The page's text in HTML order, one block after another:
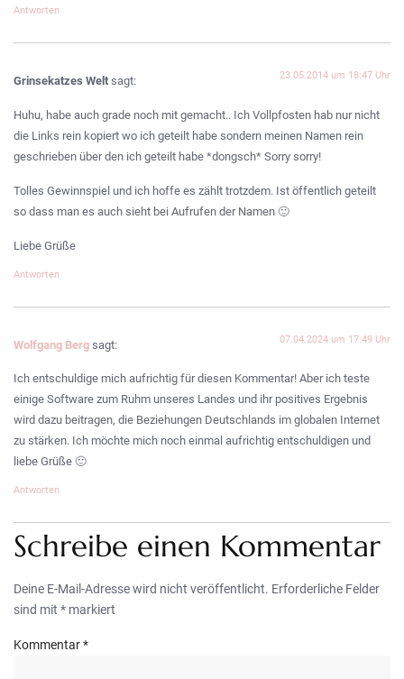
Antworten
Grinsekatzes Welt sagt: 23.05.2014 um 18:47 Uhr
Huhu, habe auch grade noch mit gemacht.. Ich Vollpfosten hab nur nicht
die Links rein kopiert wo ich geteilt habe sondern meinen Namen rein
geschrieben über den ich geteilt habe *dongsch* Sorry sorry!
Tolles Gewinnspiel und ich hoffe es zählt trotzdem. Ist öffentlich geteilt
so dass man es auch sieht bei Aufrufen der Namen 🙂
Liebe Grüße
Antworten
Wolfgang Berg sagt: 07.04.2024 um 17:49 Uhr
Ich entschuldige mich aufrichtig für diesen Kommentar! Aber ich teste
einige Software zum Ruhm unseres Landes und ihr positives Ergebnis
wird dazu beitragen, die Beziehungen Deutschlands im globalen Internet
zu stärken. Ich möchte mich noch einmal aufrichtig entschuldigen und
liebe Grüße 🙂
Antworten
Schreibe einen Kommentar
Deine E-Mail-Adresse wird nicht veröffentlicht. Erforderliche Felder
sind mit * markiert
Kommentar*